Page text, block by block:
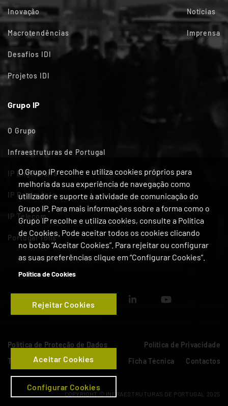
O Grupo IP recolhe e utiliza cookies próprios para
melhoria da sua experiência de navegação como
utilizador e suporte à atividade de comunicação do
Grupo IP. Para mais informações sobre a forma como o
Grupo IP recolhe e utiliza cookies, consulte a Política
de Cookies. Pode aceitar todos os cookies clicando
no botão “Aceitar Cookies”. Para rejeitar ou configurar
as suas preferências clique em “Configurar Cookies”.
Política de Cookies
Configurar Cookies
Rejeitar Cookies
Aceitar Cookies
Inovação
Macrotendências
Desafios IDI
Projetos IDI
Notícias
Imprensa
Grupo IP
O Grupo
Infraestruturas de Portugal
IP Engenharia
IP Património
IP Telecom
Portugal Tolls
Política de Proteção de Dados
Política de Privacidade
Termos de Utilização
Cookies Ficha Técnica Contactos
COPYRIGHT © INFRAESTRUTURAS DE PORTUGAL 2025